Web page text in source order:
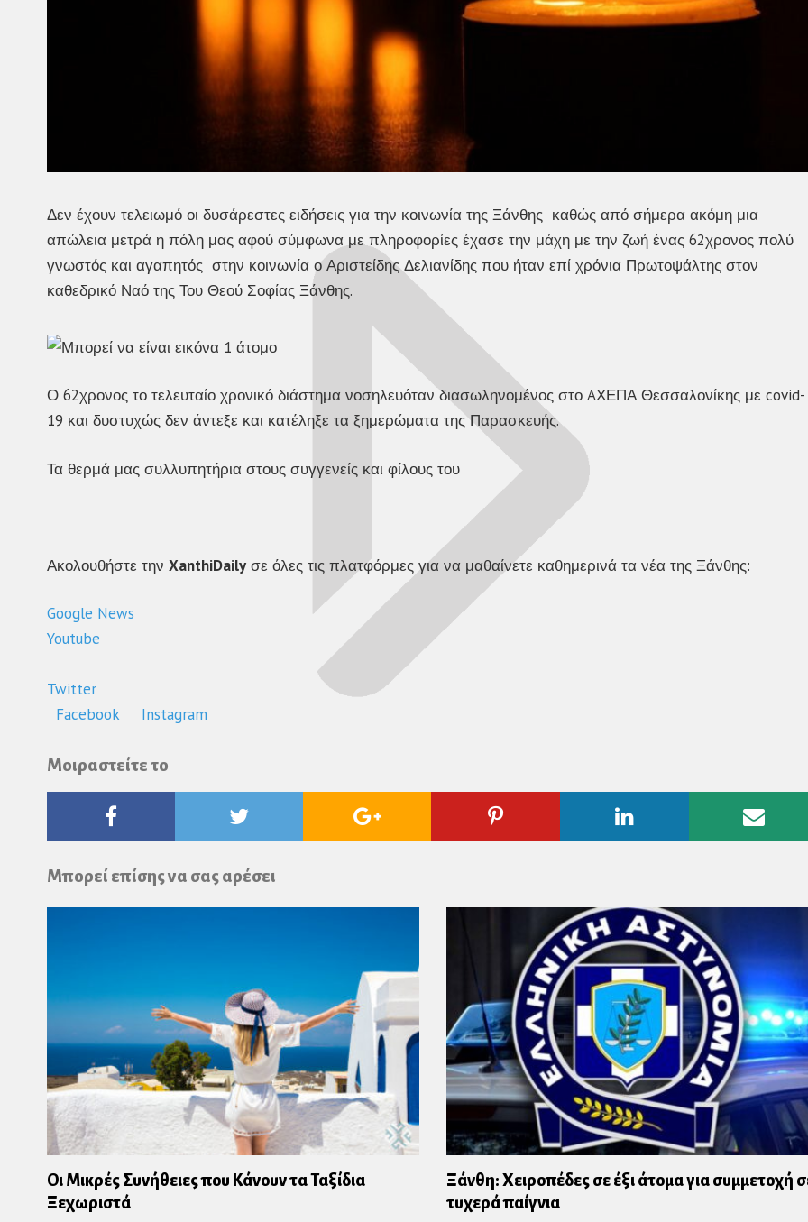
Δεν έχουν τελειωμό οι δυσάρεστες ειδήσεις για την κοινωνία της Ξάνθης καθώς από σήμερα ακόμη μια
απώλεια μετρά η πόλη μας αφού σύμφωνα με πληροφορίες έχασε την μάχη με την ζωή ένας 62χρονος πολύ
γνωστός και αγαπητός στην κοινωνία ο Αριστείδης Δελιανίδης που ήταν επί χρόνια Πρωτοψάλτης στον
καθεδρικό Ναό της Του Θεού Σοφίας Ξάνθης.
Ο 62χρονος το τελευταίο χρονικό διάστημα νοσηλευόταν διασωληνομένος στο AΧΕΠΑ Θεσσαλονίκης με covid-
19 και δυστυχώς δεν άντεξε και κατέληξε τα ξημερώματα της Παρασκευής.
Τα θερμά μας συλλυπητήρια στους συγγενείς και φίλους του
Ακολουθήστε την XanthiDaily σε όλες τις πλατφόρμες για να μαθαίνετε καθημερινά τα νέα της Ξάνθης:
Google News
Youtube
Twitter
Facebook
Instagram
Μοιραστείτε το
Twitter
Google
Pinterest Linkedin
Μπορεί επίσης να σας αρέσει
Οι Μικρές Συνήθειες που Κάνουν τα Ταξίδια
Ξεχωριστά
Ξάνθη: Χειροπέδες σε έξι άτομα για συμμετοχή
τυχερά παίγνια